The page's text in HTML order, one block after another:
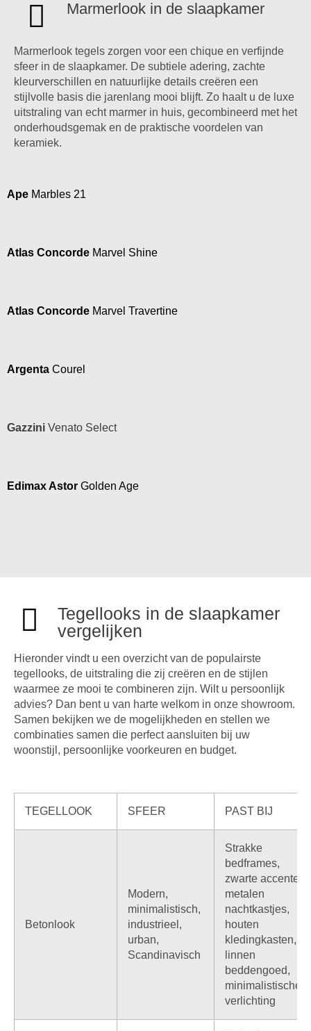
Marmerlook in de slaapkamer
Marmerlook tegels zorgen voor een chique en verfijnde
sfeer in de slaapkamer. De subtiele adering, zachte
kleurverschillen en natuurlijke details creëren een
stijlvolle basis die jarenlang mooi blijft. Zo haalt u de luxe
uitstraling van echt marmer in huis, gecombineerd met het
onderhoudsgemak en de praktische voordelen van
keramiek.
Ape Marbles 21
Atlas Concorde Marvel Shine
Atlas Concorde Marvel Travertine
Edimax Astor Golden Age
Gazzini Venato Select
Argenta Courel
Tegellooks in de slaapkamer
vergelijken
Hieronder vindt u een overzicht van de populairste
tegellooks, de uitstraling die zij creëren en de stijlen
waarmee ze mooi te combineren zijn. Wilt u persoonlijk
advies? Dan bent u van harte welkom in onze showroom.
Samen bekijken we de mogelijkheden en stellen we
combinaties samen die perfect aansluiten bij uw
woonstijl, persoonlijke voorkeuren en budget.
TEGELLOOK SFEER PAST BIJ
Betonlook
Modern,
minimalistisch,
industrieel,
urban,
Scandinavisch
Strakke
bedframes,
zwarte accenten,
metalen
nachtkastjes,
houten
kledingkasten,
linnen
beddengoed,
minimalistische
verlichting